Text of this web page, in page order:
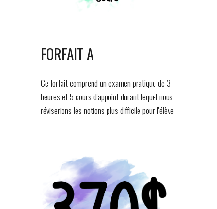
FORFAIT A
Ce forfait comprend un examen pratique de 3
heures et 5 cours d'appoint durant lequel nous
réviserions les notions plus difficile pour l'élève